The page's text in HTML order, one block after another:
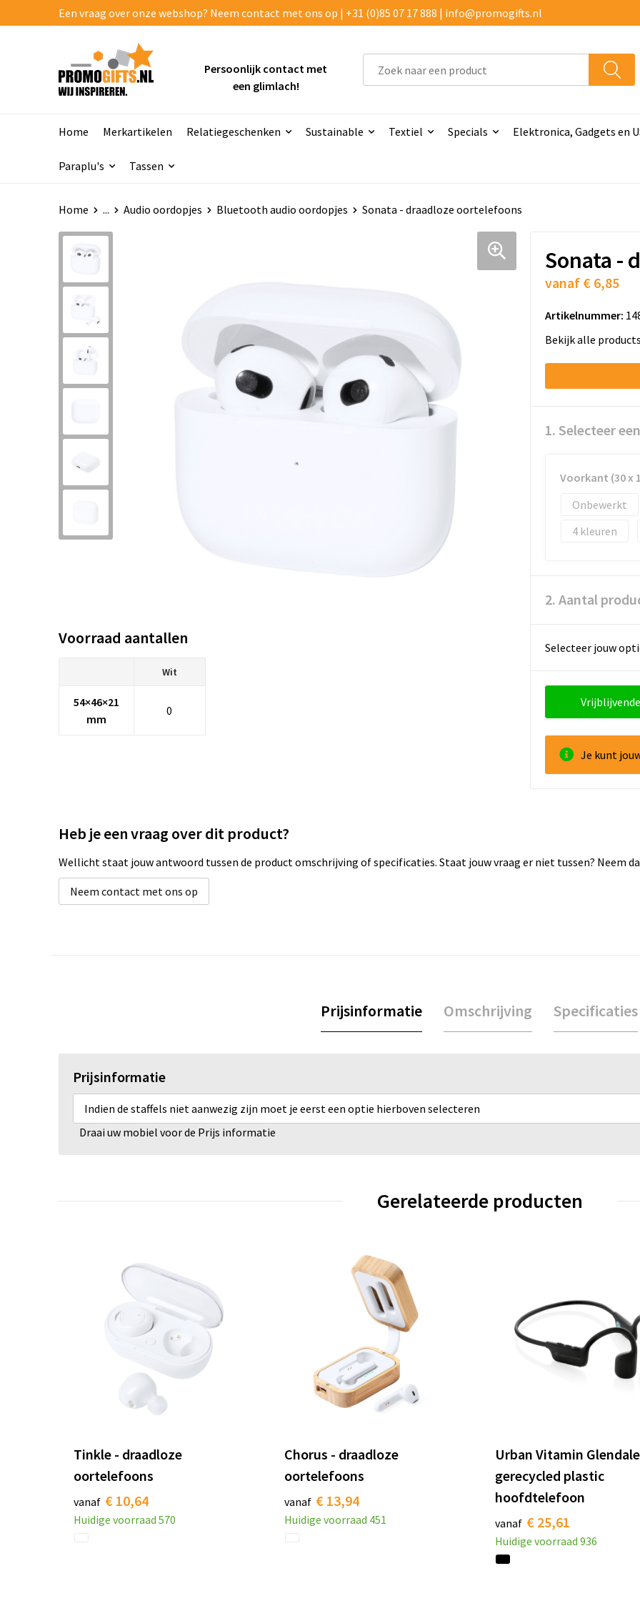
Een vraag over onze webshop? Neem contact met ons op | +31 (0)85 07 17 888 | info@promogifts.nl
Persoonlijk contact met
een glimlach!
Home Merkartikelen Relatiegeschenken Sustainable Textiel Specials Elektronica, Gadgets en
Paraplu's Tassen
Home ... Audio oordopjes Bluetooth audio oordopjes Sonata - draadloze oortelefoons
Voorraad aantallen
Wit
54×46×21
mm
0
Sonata -
vanaf € 6,85
Artikelnummer:
Bekijk alle
1. Selecteer
Voorkant (30 x
Onbewerkt
4
2. Aantal
Selecteer jouw
Je kunt
Heb je een vraag over dit product?
Wellicht staat jouw antwoord tussen de product omschrijving of specificaties. Staat jouw vraag er niet tussen? Neem
Neem contact met ons op
Prijsinformatie Omschrijving Specificaties
Prijsinformatie
Indien de staffels niet aanwezig zijn moet je eerst een optie hierboven selecteren
Draai uw mobiel voor de Prijs informatie
Gerelateerde producten
Tinkle - draadloze
oortelefoons
vanaf € 10,64
Huidige voorraad 570
Chorus - draadloze
oortelefoons
vanaf € 13,94
Huidige voorraad 451
Urban Vitamin Glendale
gerecycled plastic
hoofdtelefoon
vanaf € 25,61
Huidige voorraad 936